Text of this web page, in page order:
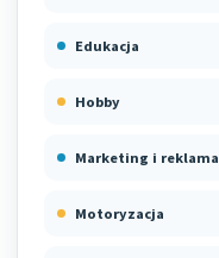
Edukacja
Hobby
Marketing i reklama
Motoryzacja